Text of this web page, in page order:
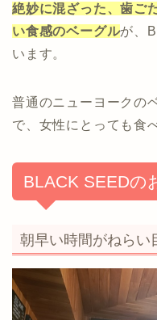
絶妙に混ざった、歯ご
い食感のベーグルが、
います。
普通のニューヨークの
で、女性にとっても食
BLACK SEEDの
朝早い時間がねらい